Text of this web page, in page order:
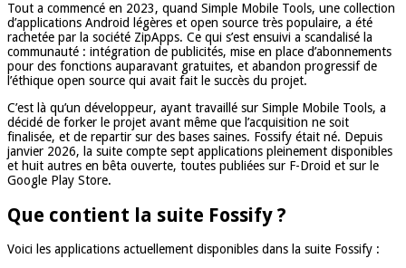
Tout a commencé en 2023, quand Simple Mobile Tools, une collection
d’applications Android légères et open source très populaire, a été
rachetée par la société ZipApps. Ce qui s’est ensuivi a scandalisé la
communauté : intégration de publicités, mise en place d’abonnements
pour des fonctions auparavant gratuites, et abandon progressif de
l’éthique open source qui avait fait le succès du projet.
C’est là qu’un développeur, ayant travaillé sur Simple Mobile Tools, a
décidé de forker le projet avant même que l’acquisition ne soit
finalisée, et de repartir sur des bases saines. Fossify était né. Depuis
janvier 2026, la suite compte sept applications pleinement disponibles
et huit autres en bêta ouverte, toutes publiées sur F-Droid et sur le
Google Play Store.
Que contient la suite Fossify ?
Voici les applications actuellement disponibles dans la suite Fossify :